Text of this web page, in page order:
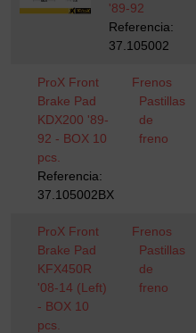
'89-92
Referencia:
37.105002
ProX Front
Brake Pad
KDX200 '89-
92 - BOX 10
pcs.
Referencia:
37.105002BX
Frenos
Pastillas
de
freno
ProX Front
Brake Pad
KFX450R
'08-14 (Left)
- BOX 10
pcs.
Frenos
Pastillas
de
freno